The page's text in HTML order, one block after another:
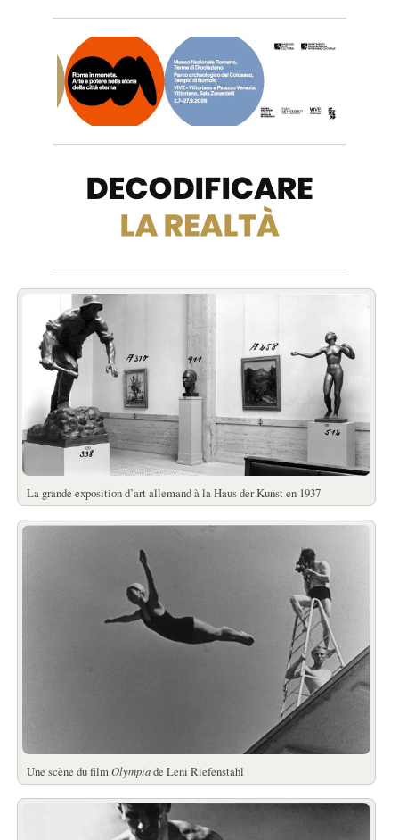
La grande exposition d’art allemand à la Haus der Kunst en 1937
Une scène du film Olympiade Leni Riefenstahl